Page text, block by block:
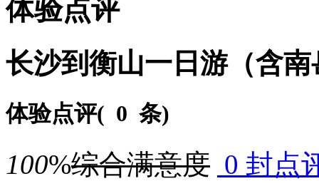
体验点评
长沙到衡山一日游（含
体验点评( 0 条)
100%综合满意度 0 封点